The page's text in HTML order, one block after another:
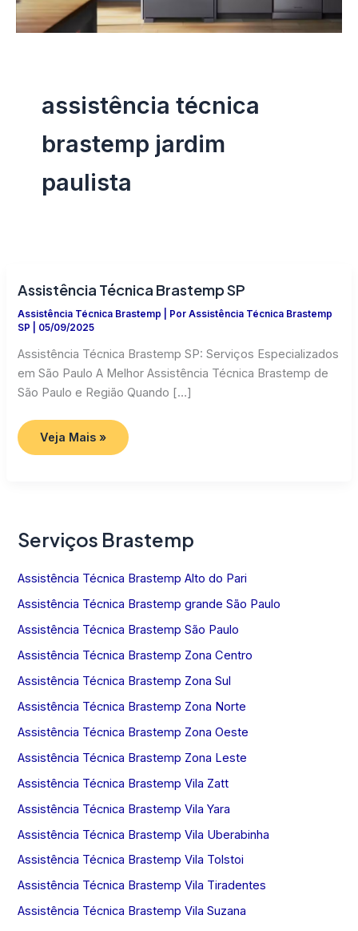
assistência técnica
brastemp jardim
paulista
Assistência Técnica Brastemp SP
Assistência Técnica Brastemp | PorAssistência Técnica Brastemp
SP
05/09/2025
Assistência Técnica Brastemp SP: Serviços Especializados
em São Paulo A Melhor Assistência Técnica Brastemp de
São Paulo e Região Quando […]
Assistência
Técnica
Brastemp
Veja Mais »
Serviços Brastemp
Assistência Técnica Brastemp Alto do Pari
Assistência Técnica Brastemp grande São Paulo
Assistência Técnica Brastemp São Paulo
Assistência Técnica Brastemp Zona Centro
Assistência Técnica Brastemp Zona Sul
Assistência Técnica Brastemp Zona Norte
Assistência Técnica Brastemp Zona Oeste
Assistência Técnica Brastemp Zona Leste
Assistência Técnica Brastemp Vila Zatt
Assistência Técnica Brastemp Vila Yara
Assistência Técnica Brastemp Vila Uberabinha
Assistência Técnica Brastemp Vila Tolstoi
Assistência Técnica Brastemp Vila Tiradentes
Assistência Técnica Brastemp Vila Suzana